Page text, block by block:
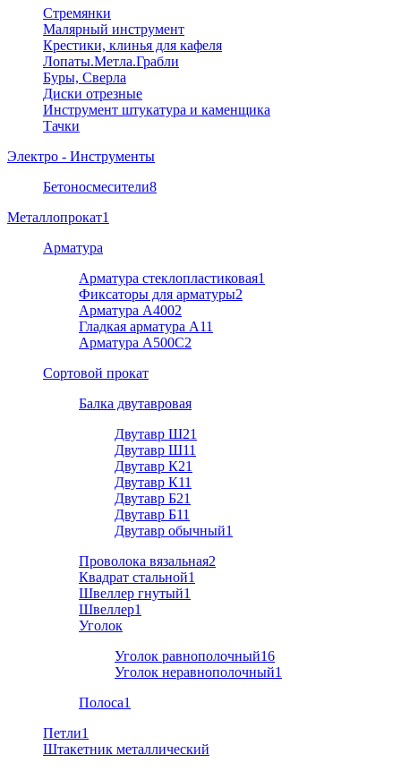
Стремянки
Малярный инструмент
Крестики, клинья для кафеля
Лопаты.Метла.Грабли
Буры, Сверла
Диски отрезные
Инструмент штукатура и каменщика
Тачки
Электро - Инструменты
Бетоносмесители8
Металлопрокат1
Арматура
Арматура стеклопластиковая1
Фиксаторы для арматуры2
Арматура А4002
Гладкая арматура А11
Арматура A500C2
Cортовой прокат
Балка двутавровая
Двутавр Ш21
Двутавр Ш11
Двутавр К21
Двутавр К11
Двутавр Б21
Двутавр Б11
Двутавр обычный1
Проволока вязальная2
Квадрат стальной1
Швеллер гнутый1
Швеллер1
Уголок
Уголок равнополочный16
Уголок неравнополочный1
Полоса1
Петли1
Штакетник металлический